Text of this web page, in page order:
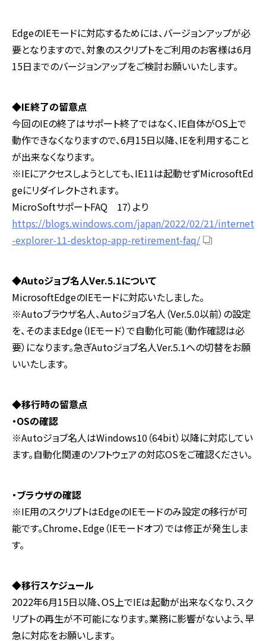
EdgeのIEモードに対応するためには、バージョンアップが必
要となりますので、対象のスクリプトをご利用のお客様は6月
15日までのバージョンアップをご検討お願いいたします。
◆IE終了の留意点
今回のIEの終了はサポート終了ではなく、IE自体がOS上で
動作できなくなりますので、6月15日以降、IEを利用すること
が出来なくなります。
※IEにアクセスしようとしても、IE11は起動せずMicrosoftEd
geにリダイレクトされます。
MicroSoftサポートFAQ 17）より
https://blogs.windows.com/japan/2022/02/21/internet
-explorer-11-desktop-app-retirement-faq/
◆Autoジョブ名人Ver.5.1について
MicrosoftEdgeのIEモードに対応いたしました。
※Autoブラウザ名人、Autoジョブ名人（Ver.5.0以前）の設定
を、そのままEdge（IEモード）で自動化可能（動作確認は必
要）になります。急ぎAutoジョブ名人Ver.5.1への切替をお願
いいたします。
◆移行時の留意点
・OSの確認
※Autoジョブ名人はWindows10（64bit）以降に対応してい
ます。自動化関連のソフトウェアの対応OSをご確認ください。
・ブラウザの確認
※IE用のスクリプトはEdgeのIEモードのみ設定の移行が可
能です。Chrome、Edge（IEモードオフ）では修正が発生しま
す。
◆移行スケジュール
2022年6月15日以降、OS上でIEは起動が出来なくなり、スク
リプトの再生が不可能になります。業務に影響がないよう、早
急に対応をお願いします。